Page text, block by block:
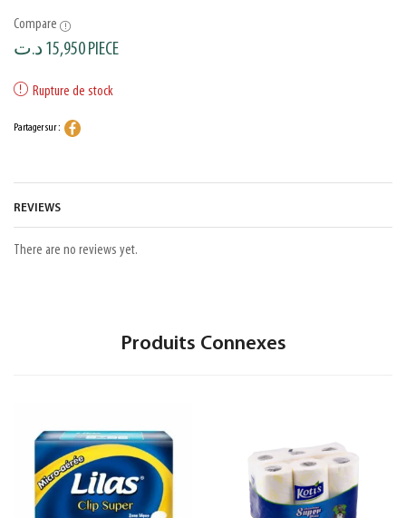
Compare
15,950د.ت PIECE
Rupture de stock
Partager sur :
REVIEWS
There are no reviews yet.
Produits Connexes